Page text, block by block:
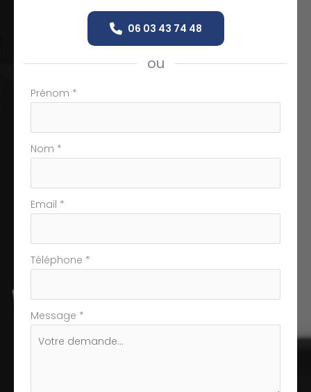
06 03 43 74 48
ou
Formulaire
téléphone
Prénom *
Nom *
Email *
Téléphone *
Message *